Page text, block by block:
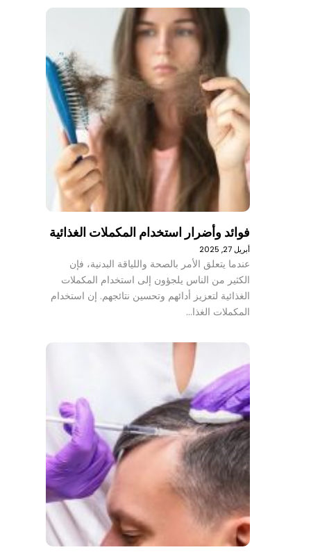
فوائد وأضرار استخدام المكملات الغذائية
أبريل 27, 2025
عندما يتعلق الأمر بالصحة واللياقة البدنية، فإن
الكثير من الناس يلجؤون إلى استخدام المكملات
الغذائية لتعزيز أدائهم وتحسين نتائجهم. إن استخدام
المكملات الغذا…